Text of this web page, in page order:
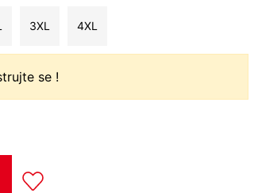
3XL 4XL
se !